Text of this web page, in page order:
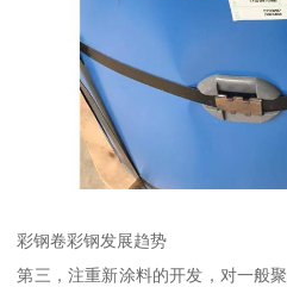
彩钢卷彩钢发展趋势
第三，注重新涂料的开发，对一般